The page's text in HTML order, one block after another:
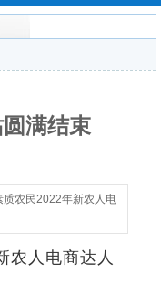
满结束
质农民2022年新农人电
人电商达人